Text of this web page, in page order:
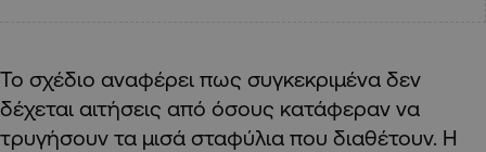
Το σχέδιο αναφέρει πως συγκεκριμένα δεν
δέχεται αιτήσεις από όσους κατάφεραν να
τρυγήσουν τα μισά σταφύλια που διαθέτουν. Η